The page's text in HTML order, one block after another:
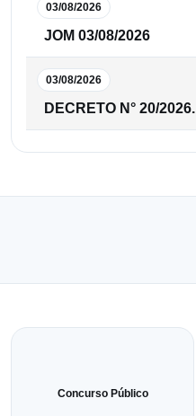
03/08/2026
JOM 03/08/2026
03/08/2026
DECRETO N° 20/2026.
Concurso Público